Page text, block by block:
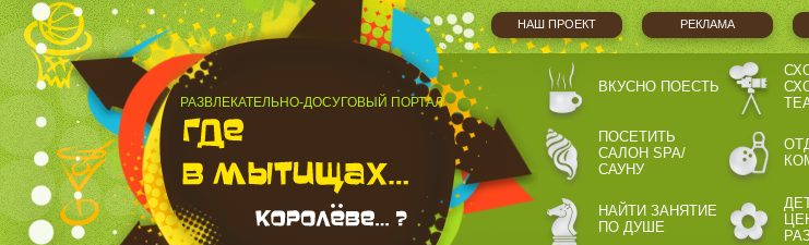
НАШ ПРОЕКТ РЕКЛАМА
РАЗВЛЕКАТЕЛЬНО-ДОСУГОВЫЙ ПОРТАЛ
ВКУСНО ПОЕСТЬ
ПОСЕТИТЬ
САЛОН SPA/
САУНУ
НАЙТИ ЗАНЯТИЕ
ПО ДУШЕ